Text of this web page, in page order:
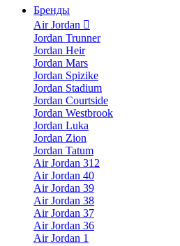
Бренды
Air Jordan
Jordan Trunner
Jordan Heir
Jordan Mars
Jordan Spizike
Jordan Stadium
Jordan Courtside
Jordan Westbrook
Jordan Luka
Jordan Zion
Jordan Tatum
Air Jordan 312
Air Jordan 40
Air Jordan 39
Air Jordan 38
Air Jordan 37
Air Jordan 36
Air Jordan 1